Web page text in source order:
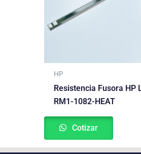
HP
Resistencia Fusora HP
RM1-1082-HEAT
Cotizar